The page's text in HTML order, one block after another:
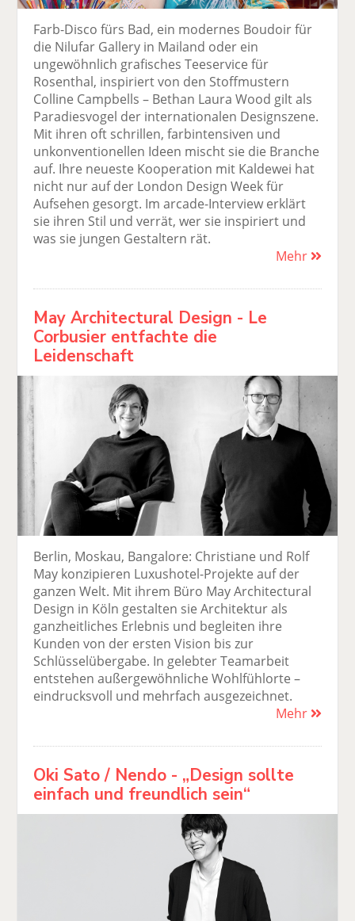
Farb-Disco fürs Bad, ein modernes Boudoir für
die Nilufar Gallery in Mailand oder ein
ungewöhnlich grafisches Teeservice für
Rosenthal, inspiriert von den Stoffmustern
Colline Campbells – Bethan Laura Wood gilt als
Paradiesvogel der internationalen Designszene.
Mit ihren oft schrillen, farbintensiven und
unkonventionellen Ideen mischt sie die Branche
auf. Ihre neueste Kooperation mit Kaldewei hat
nicht nur auf der London Design Week für
Aufsehen gesorgt. Im arcade-Interview erklärt
sie ihren Stil und verrät, wer sie inspiriert und
was sie jungen Gestaltern rät.
Mehr
May Architectural Design - Le
Corbusier entfachte die
Leidenschaft
Berlin, Moskau, Bangalore: Christiane und Rolf
May konzipieren Luxushotel-Projekte auf der
ganzen Welt. Mit ihrem Büro May Architectural
Design in Köln gestalten sie Architektur als
ganzheitliches Erlebnis und begleiten ihre
Kunden von der ersten Vision bis zur
Schlüsselübergabe. In gelebter Teamarbeit
entstehen außergewöhnliche Wohlfühlorte –
eindrucksvoll und mehrfach ausgezeichnet.
Mehr
Oki Sato / Nendo - „Design sollte
einfach und freundlich sein“